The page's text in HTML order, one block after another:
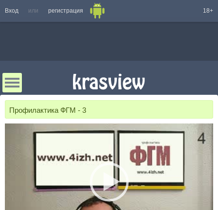
Вход или регистрация 18+
Профилактика ФГМ - 3